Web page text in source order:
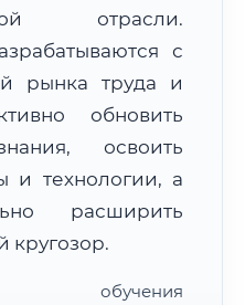
увеличения и просмотра
отрасли.
с
рынка труда и
обновить
освоить
и технологии, а
расширить
кругозор.
обучения